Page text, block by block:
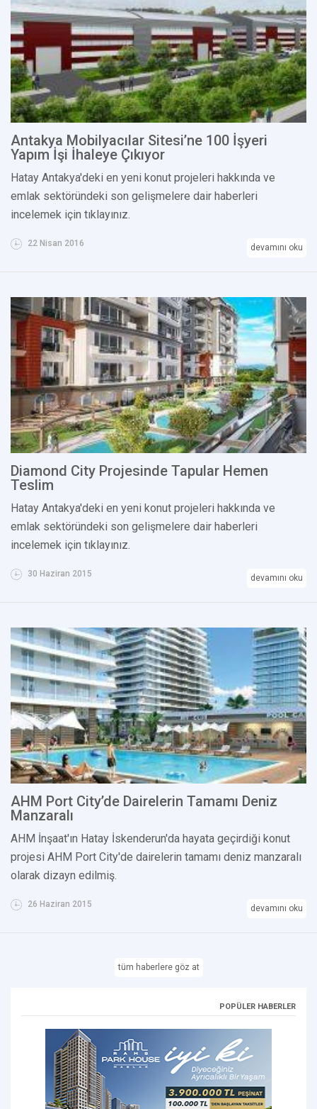
Antakya Mobilyacılar Sitesi’ne 100 İşyeri
Yapım İşi İhaleye Çıkıyor
Hatay Antakya'deki en yeni konut projeleri hakkında ve
emlak sektöründeki son gelişmelere dair haberleri
incelemek için tıklayınız.
22 Nisan 2016 devamını oku
Diamond City Projesinde Tapular Hemen
Teslim
Hatay Antakya'deki en yeni konut projeleri hakkında ve
emlak sektöründeki son gelişmelere dair haberleri
incelemek için tıklayınız.
30 Haziran 2015 devamını oku
AHM Port City’de Dairelerin Tamamı Deniz
Manzaralı
AHM İnşaat'ın Hatay İskenderun'da hayata geçirdiği konut
projesi AHM Port City'de dairelerin tamamı deniz manzaralı
olarak dizayn edilmiş.
26 Haziran 2015 devamını oku
tüm haberlere göz at
POPÜLER HABERLER